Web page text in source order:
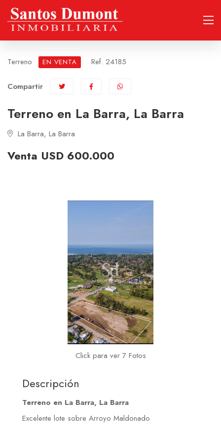
Terreno EN VENTA Ref. 24185
Compartir
Terreno en La Barra, La Barra
La Barra, La Barra
Venta USD 600.000
Click para ver 7 Fotos
Descripción
Terreno en La Barra, La Barra
Excelente lote sobre Arroyo Maldonado